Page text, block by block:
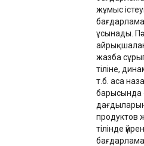
жұмыс
ұсынады.
жазба
тіліне,
т.б. аса
барысында
продуктов
тілінде